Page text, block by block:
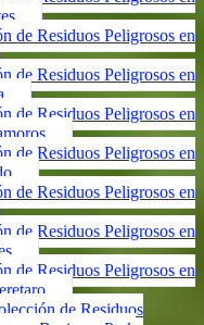
de Residuos Peligrosos en
de Residuos Peligrosos en
de Residuos Peligrosos en
de Residuos Peligrosos en
de Residuos Peligrosos en
de Residuos Peligrosos en
de Residuos Peligrosos en
de Residuos